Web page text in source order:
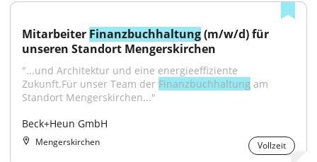
Mitarbeiter Finanzbuchhaltung (m/w/d) für
unseren Standort Mengerskirchen
"...und Architektur und eine energieeffiziente
Zukunft.Für unser Team der Finanzbuchhaltung am
Standort Mengerskirchen..."
Beck+Heun GmbH
Mengerskirchen Vollzeit